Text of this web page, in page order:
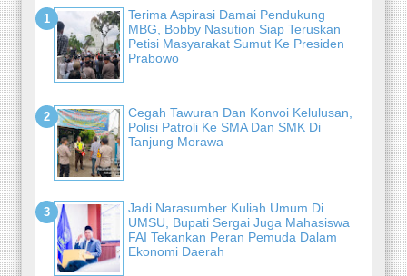
Terima Aspirasi Damai Pendukung
MBG, Bobby Nasution Siap Teruskan
Petisi Masyarakat Sumut Ke Presiden
Prabowo
Cegah Tawuran Dan Konvoi Kelulusan,
Polisi Patroli Ke SMA Dan SMK Di
Tanjung Morawa
Jadi Narasumber Kuliah Umum Di
UMSU, Bupati Sergai Juga Mahasiswa
FAI Tekankan Peran Pemuda Dalam
Ekonomi Daerah